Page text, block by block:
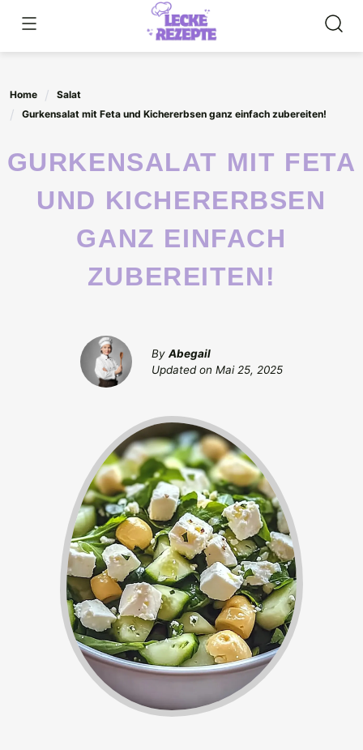
content
Home
Salat
Gurkensalat mit Feta und Kichererbsen ganz einfach zubereiten!
GURKENSALAT MIT FETA
UND KICHERERBSEN
GANZ EINFACH
ZUBEREITEN!
By Abegail
Updated on Mai 25, 2025